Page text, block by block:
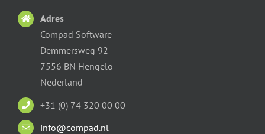
Adres
Compad Software
Demmersweg 92
7556 BN Hengelo
Nederland
+31 (0) 74 320 00 00
info@compad.nl